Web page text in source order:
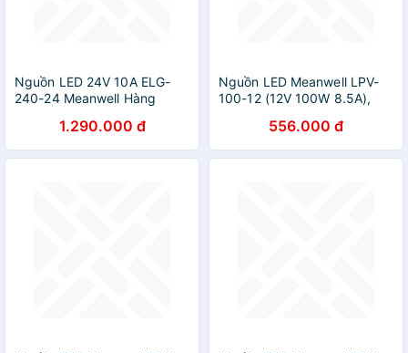
Nguồn LED 24V 10A ELG-
240-24 Meanwell Hàng
1.290.000 đ
Nguồn LED Meanwell LPV-
100-12 (12V 100W 8.5A),
556.000 đ